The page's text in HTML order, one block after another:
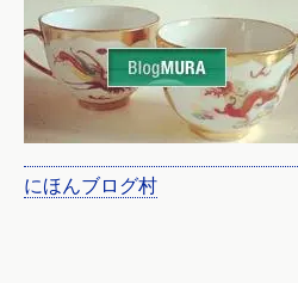
にほんブログ村